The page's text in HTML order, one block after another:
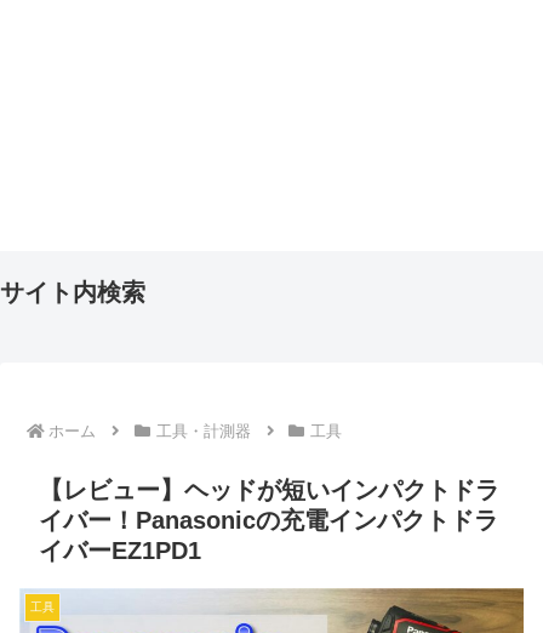
サイト内検索
ホーム 工具・計測器 工具
【レビュー】ヘッドが短いインパクトドラ
イバー！Panasonicの充電インパクトドラ
イバーEZ1PD1
工具